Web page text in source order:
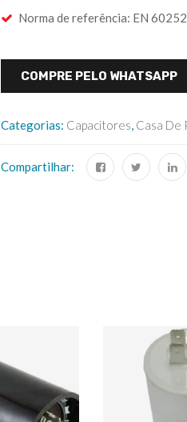
Norma de referência: EN
COMPRE PELO WHATSAPP
Categorias: Capacitores, Casa De
Compartilhar: